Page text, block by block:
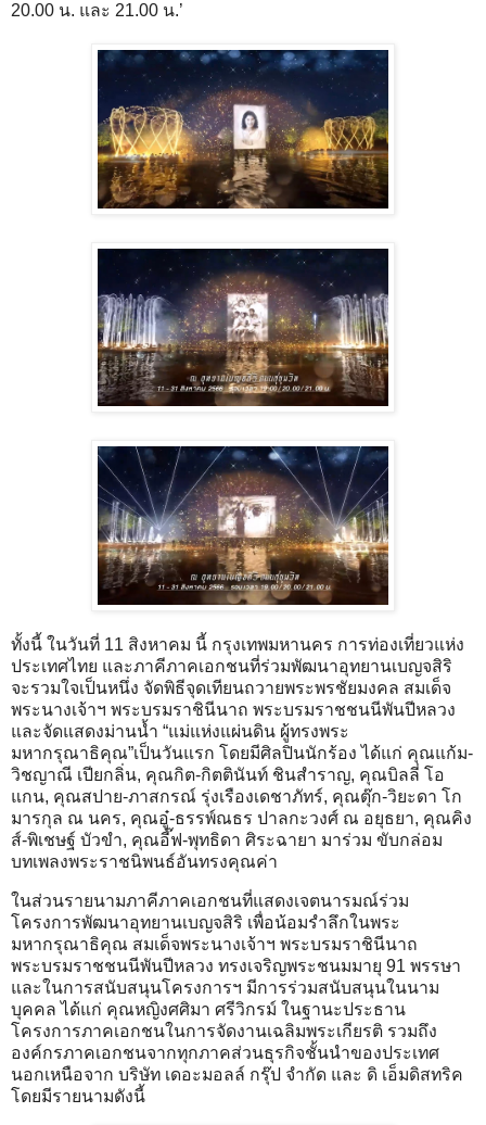
20.00 น. และ 21.00 น.’
ทั้งนี้ ในวันที่ 11 สิงหาคม นี้ กรุงเทพมหานคร การท่องเที่ยวแห่ง
ประเทศไทย และภาคีภาคเอกชนที่ร่วมพัฒนาอุทยานเบญจสิริ
จะรวมใจเป็นหนึ่ง จัดพิธีจุดเทียนถวายพระพรชัยมงคล สมเด็จ
พระนางเจ้าฯ พระบรมราชินีนาถ พระบรมราชชนนีพันปีหลวง
และจัดแสดงม่านน้ำ “แม่แห่งแผ่นดิน ผู้ทรงพระ
มหากรุณาธิคุณ”เป็นวันแรก โดยมีศิลปินนักร้อง ได้แก่ คุณแก้ม-
วิชญาณี เปียกลิ่น, คุณกิต-กิตตินันท์ ชินสำราญ, คุณบิลลี่ โอ
แกน, คุณสปาย-ภาสกรณ์ รุ่งเรืองเดชาภัทร์, คุณตุ๊ก-วิยะดา โก
มารกุล ณ นคร, คุณอู๋-ธรรพ์ณธร ปาลกะวงศ์ ณ อยุธยา, คุณคิง
ส์-พิเชษฐ์ บัวขำ, คุณอี๊ฟ-พุทธิดา ศิระฉายา มาร่วม ขับกล่อม
บทเพลงพระราชนิพนธ์อันทรงคุณค่า
ในส่วนรายนามภาคีภาคเอกชนที่แสดงเจตนารมณ์ร่วม
โครงการพัฒนาอุทยานเบญจสิริ เพื่อน้อมรำลึกในพระ
มหากรุณาธิคุณ สมเด็จพระนางเจ้าฯ พระบรมราชินีนาถ
พระบรมราชชนนีพันปีหลวง ทรงเจริญพระชนมมายุ 91 พรรษา
และในการสนับสนุนโครงการฯ มีการร่วมสนับสนุนในนาม
บุคคล ได้แก่ คุณหญิงศศิมา ศรีวิกรม์ ในฐานะประธาน
โครงการภาคเอกชนในการจัดงานเฉลิมพระเกียรติ รวมถึง
องค์กรภาคเอกชนจากทุกภาคส่วนธุรกิจชั้นนำของประเทศ
นอกเหนือจาก บริษัท เดอะมอลล์ กรุ๊ป จำกัด และ ดิ เอ็มดิสทริค
โดยมีรายนามดังนี้